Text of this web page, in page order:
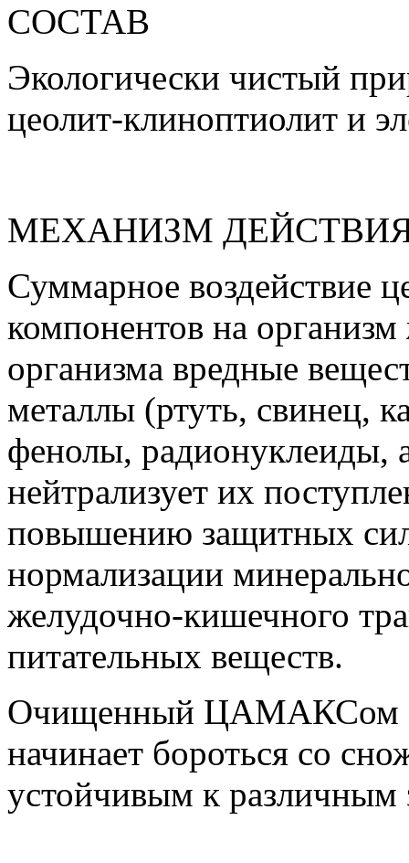
СОСТАВ
Экологически чистый
цеолит-клиноптиолит и
МЕХАНИЗМ
Суммарное воздействие
компонентов на
организма вредные
металлы (ртуть, свинец,
фенолы, радионуклеиды,
нейтрализует их
повышению защитных
нормализации
желудочно-кишечного
питательных веществ.
Очищенный ЦАМАКСом
начинает бороться со
устойчивым к различным